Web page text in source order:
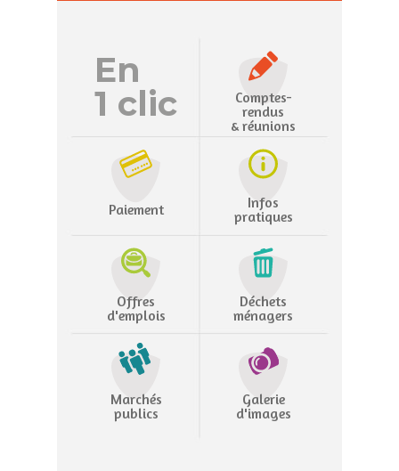
En
1 clic
Comptes-
rendus
& réunions
Paiement
Infos
pratiques
Offres
d'emplois
Déchets
ménagers
Marchés
publics
Galerie
d'images